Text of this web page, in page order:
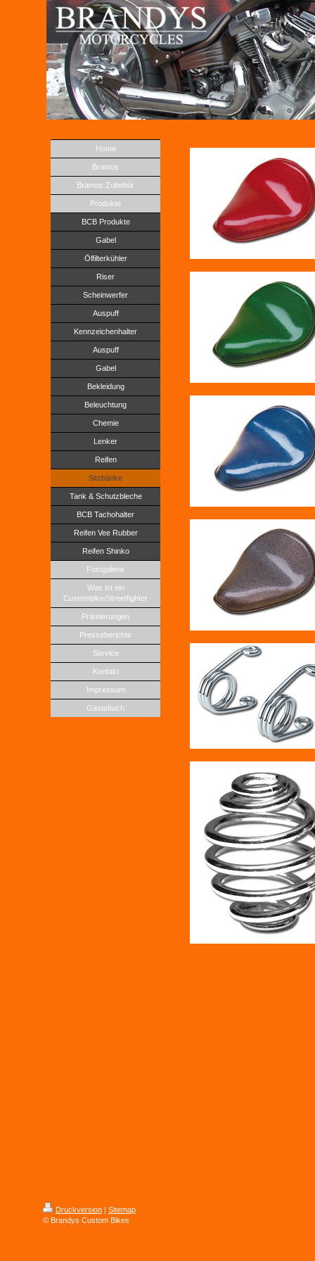
Home
Bramos
Bramos Zubehör
Produkte
BCB Produkte
Gabel
Ölfilterkühler
Riser
Scheinwerfer
Auspuff
Kennzeichenhalter
Auspuff
Gabel
Bekleidung
Beleuchtung
Chemie
Lenker
Reifen
Sitzbänke
Tank & Schutzbleche
BCB Tachohalter
Reifen Vee Rubber
Reifen Shinko
Fotogalerie
Was ist ein
Custombike/Streetfighter
Prämierungen
Presseberichte
Service
Kontakt
Impressum
Gästebuch
Druckversion | Sitemap
© Brandys Custom Bikes